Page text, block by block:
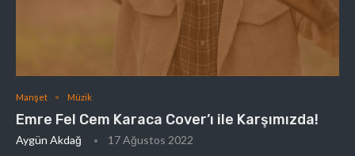
Manşet Müzik
Emre Fel Cem Karaca Cover’ı ile Karşımızda!
Aygün Akdağ 17 Ağustos 2022